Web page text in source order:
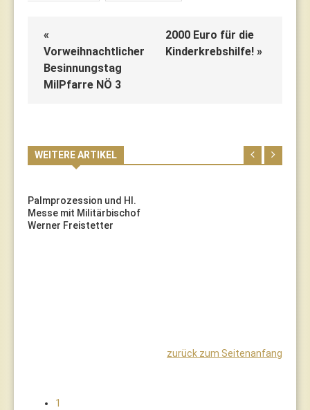
«
Vorweihnachtlicher
Besinnungstag
MilPfarre NÖ 3
2000 Euro für die
Kinderkrebshilfe! »
WEITERE ARTIKEL
Palmprozession und Hl.
Messe mit Militärbischof
Werner Freistetter
zurück zum Seitenanfang
1